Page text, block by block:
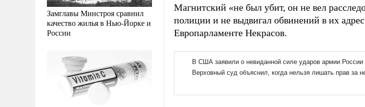
Замглавы Минстроя сравнил
качество жилья в Нью-Йорке и
России
Магнитский «не был убит, он не вел
полиции и не выдвигал обвинений в их
Европарламенте Некрасов.